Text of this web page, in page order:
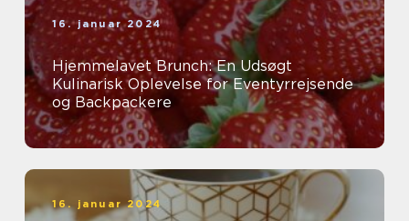
16. januar 2024
Hjemmelavet Brunch: En Udsøgt
Kulinarisk Oplevelse for Eventyrrejsende
og Backpackere
16. januar 2024